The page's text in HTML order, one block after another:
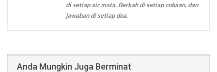
di setiap air mata, Berkah di setiap cobaan, dan
jawaban di setiap doa.
Anda Mungkin Juga Berminat